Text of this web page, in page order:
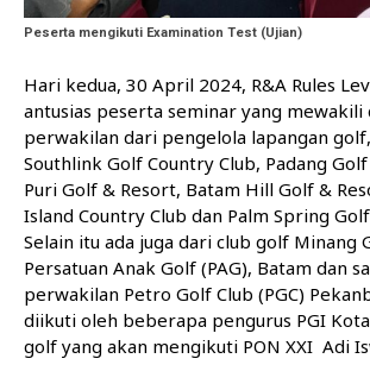
Peserta mengikuti Examination Test (Ujian)
Hari kedua, 30 April 2024, R&A Rules
antusias peserta seminar yang mewakili
perwakilan dari pengelola lapangan
Southlink Golf Country Club, Padang
Puri Golf & Resort, Batam Hill Golf &
Island Country Club dan Palm Spring
Selain itu ada juga dari club golf Minang
Persatuan Anak Golf (PAG), Batam dan
perwakilan Petro Golf Club (PGC)
diikuti oleh beberapa pengurus PGI
golf yang akan mengikuti PON XXI Adi